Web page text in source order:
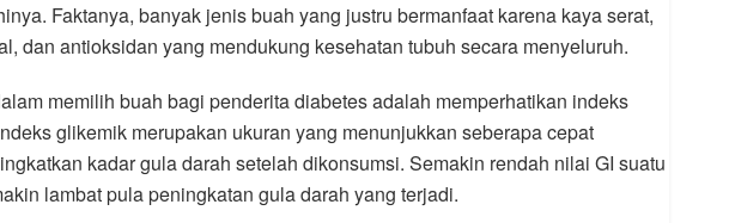
Faktanya, banyak jenis buah yang justru bermanfaat karena kaya serat,
dan antioksidan yang mendukung kesehatan tubuh secara menyeluruh.
memilih buah bagi penderita diabetes adalah memperhatikan indeks
glikemik merupakan ukuran yang menunjukkan seberapa cepat
kadar gula darah setelah dikonsumsi. Semakin rendah nilai GI suatu
lambat pula peningkatan gula darah yang terjadi.